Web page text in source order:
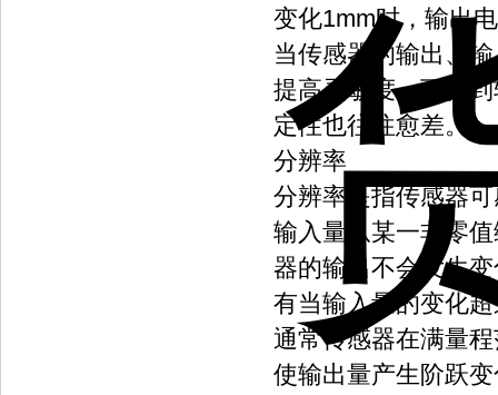
变化1mm时，输出
当传感器的输出、
提高灵敏度，可得
定性也往往愈差。
分辨率
分辨率是指传感器
输入量从某一非零
器的输出不会发生
有当输入量的变化
通常传感器在满量
使输出量产生阶跃